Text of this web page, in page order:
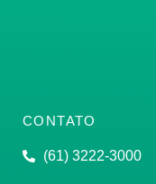
CONTATO
(61) 3222-3000